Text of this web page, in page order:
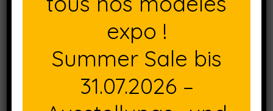
expo !
Summer Sale bis
31.07.2026 –